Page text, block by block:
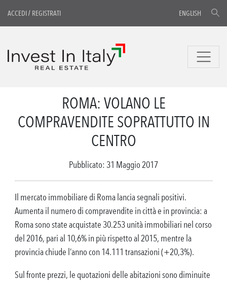
ACCEDI/ REGISTRATI ENGLISH
ROMA: VOLANO LE
COMPRAVENDITE SOPRATTUTTO IN
CENTRO
Pubblicato: 31 Maggio 2017
Il mercato immobiliare di Roma lancia segnali positivi.
Aumenta il numero di compravendite in città e in provincia: a
Roma sono state acquistate 30.253 unità immobiliari nel corso
del 2016, pari al 10,6% in più rispetto al 2015, mentre la
provincia chiude l’anno con 14.111 transazioni (+20,3%).
Sul fronte prezzi, le quotazioni delle abitazioni sono diminuite